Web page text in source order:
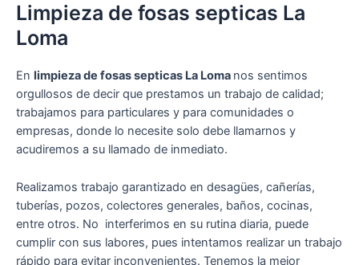
Limpieza de fosas septicas La
Loma
En limpieza de fosas septicas La Loma nos sentimos
orgullosos de decir que prestamos un trabajo de calidad;
trabajamos para particulares y para comunidades o
empresas, donde lo necesite solo debe llamarnos y
acudiremos a su llamado de inmediato.
Realizamos trabajo garantizado en desagües, cañerías,
tuberías, pozos, colectores generales, baños, cocinas,
entre otros. No interferimos en su rutina diaria, puede
cumplir con sus labores, pues intentamos realizar un trabajo
rápido para evitar inconvenientes. Tenemos la mejor